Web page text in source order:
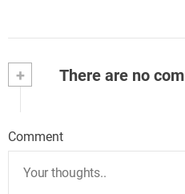
+ There are no
Comment